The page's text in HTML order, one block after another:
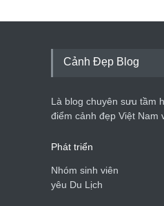
Bán đảo
dân dã ở
Cảnh đẹp
Cảnh Đẹp Blog
Là blog chuyên sưu tầm
điểm cảnh đẹp Việt Nam
Phát triển
Nhóm sinh viên
yêu Du Lịch